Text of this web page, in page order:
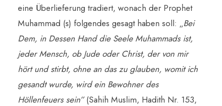
eine Überlieferung tradiert, wonach der Prophet
Muhammad (s) folgendes gesagt haben soll: „Bei
Dem, in Dessen Hand die Seele Muhammads ist,
jeder Mensch, ob Jude oder Christ, der von mir
hört und stirbt, ohne an das zu glauben, womit ich
gesandt wurde, wird ein Bewohner des
Höllenfeuers sein”(Sahih Muslim, Hadith Nr. 153,